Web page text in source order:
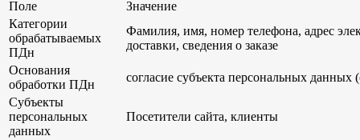
Поле
Значение
Категории
обрабатываемых
ПДн
Фамилия, имя, номер телефона, адрес
доставки, сведения о заказе
Основания
обработки ПДн
согласие субъекта персональных данных
Субъекты
персональных
данных
Посетители сайта, клиенты